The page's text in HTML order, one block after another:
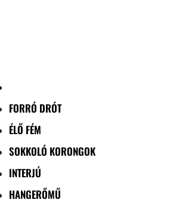
FORRÓ DRÓT
ÉLŐ FÉM
SOKKOLÓ KORONGOK
INTERJÚ
HANGERŐMŰ